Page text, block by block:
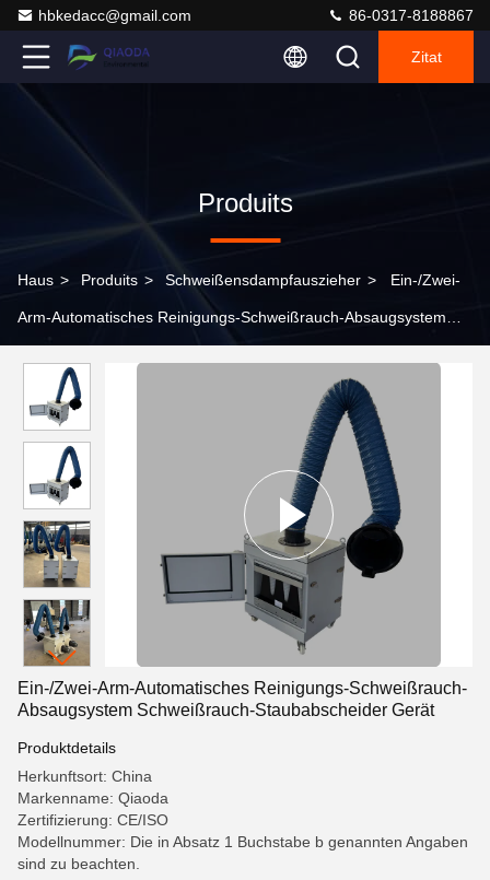
hbkedacc@gmail.com 86-0317-8188867
Zitat
Produits
Haus > Produits > Schweißensdampfauszieher > Ein-/Zwei-
Arm-Automatisches Reinigungs-Schweißrauch-Absaugsystem
Ein-/Zwei-Arm-Automatisches Reinigungs-Schweißrauch-
Absaugsystem Schweißrauch-Staubabscheider Gerät
Produktdetails
Herkunftsort: China
Markenname: Qiaoda
Zertifizierung: CE/ISO
Modellnummer: Die in Absatz 1 Buchstabe b genannten Angaben
sind zu beachten.